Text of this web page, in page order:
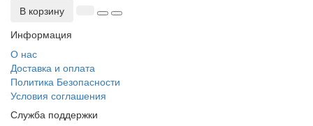
В корзину
Информация
О нас
Доставка и оплата
Политика Безопасности
Условия соглашения
Служба поддержки